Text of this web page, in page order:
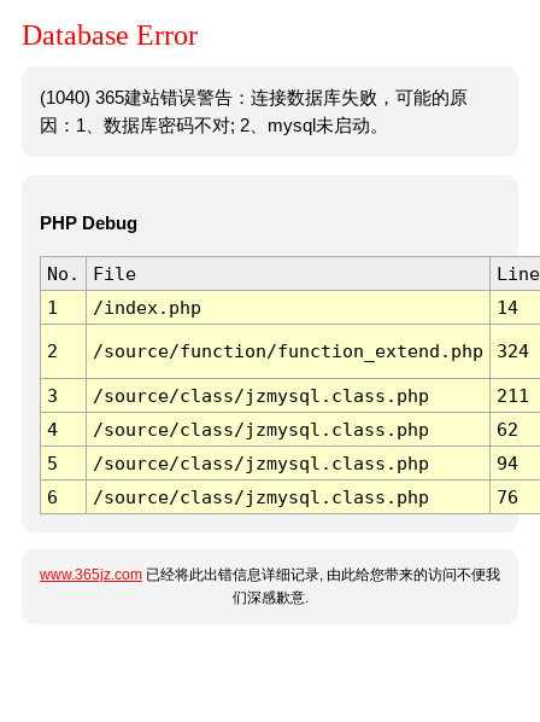
Database Error
(1040) 365建站错误警告：连接数据库失败，可能的原
因：1、数据库密码不对; 2、mysql未启动。
PHP Debug
No. File
Line
1
/index.php 14
2 /source/function/function_extend.php 324
3 /source/class/jzmysql.class.php
211
4
/source/class/jzmysql.class.php
62
5
/source/class/jzmysql.class.php
94
6
/source/class/jzmysql.class.php 76
www.365jz.com 已经将此出错信息详细记录, 由此给您带来的访问不便我
们深感歉意.